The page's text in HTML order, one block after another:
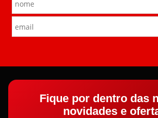
Fique por dentro das
novidades e